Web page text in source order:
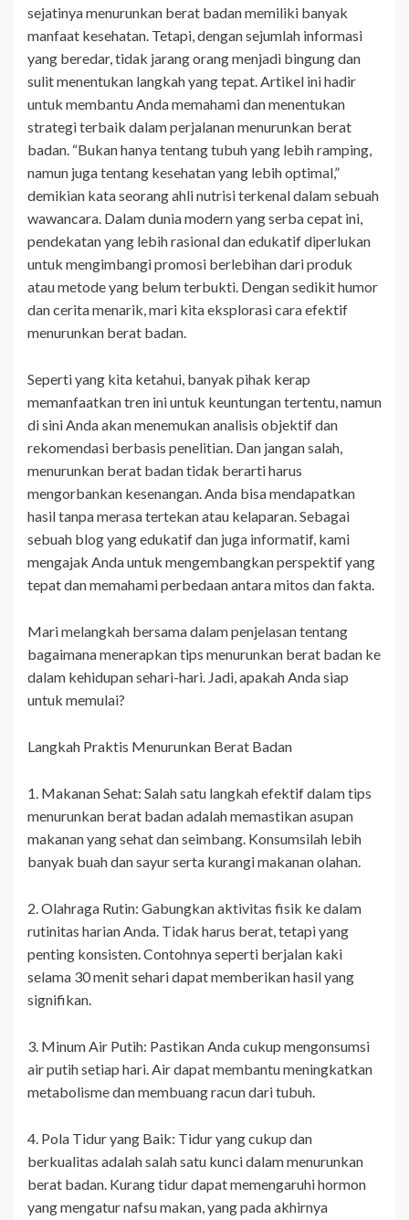
sejatinya menurunkan berat badan memiliki banyak
manfaat kesehatan. Tetapi, dengan sejumlah informasi
yang beredar, tidak jarang orang menjadi bingung dan
sulit menentukan langkah yang tepat. Artikel ini hadir
untuk membantu Anda memahami dan menentukan
strategi terbaik dalam perjalanan menurunkan berat
badan. “Bukan hanya tentang tubuh yang lebih ramping,
namun juga tentang kesehatan yang lebih optimal,”
demikian kata seorang ahli nutrisi terkenal dalam sebuah
wawancara. Dalam dunia modern yang serba cepat ini,
pendekatan yang lebih rasional dan edukatif diperlukan
untuk mengimbangi promosi berlebihan dari produk
atau metode yang belum terbukti. Dengan sedikit humor
dan cerita menarik, mari kita eksplorasi cara efektif
menurunkan berat badan.
Seperti yang kita ketahui, banyak pihak kerap
memanfaatkan tren ini untuk keuntungan tertentu, namun
di sini Anda akan menemukan analisis objektif dan
rekomendasi berbasis penelitian. Dan jangan salah,
menurunkan berat badan tidak berarti harus
mengorbankan kesenangan. Anda bisa mendapatkan
hasil tanpa merasa tertekan atau kelaparan. Sebagai
sebuah blog yang edukatif dan juga informatif, kami
mengajak Anda untuk mengembangkan perspektif yang
tepat dan memahami perbedaan antara mitos dan fakta.
Mari melangkah bersama dalam penjelasan tentang
bagaimana menerapkan tips menurunkan berat badan ke
dalam kehidupan sehari-hari. Jadi, apakah Anda siap
untuk memulai?
Langkah Praktis Menurunkan Berat Badan
1. Makanan Sehat: Salah satu langkah efektif dalam tips
menurunkan berat badan adalah memastikan asupan
makanan yang sehat dan seimbang. Konsumsilah lebih
banyak buah dan sayur serta kurangi makanan olahan.
2. Olahraga Rutin: Gabungkan aktivitas fisik ke dalam
rutinitas harian Anda. Tidak harus berat, tetapi yang
penting konsisten. Contohnya seperti berjalan kaki
selama 30 menit sehari dapat memberikan hasil yang
signifikan.
3. Minum Air Putih: Pastikan Anda cukup mengonsumsi
air putih setiap hari. Air dapat membantu meningkatkan
metabolisme dan membuang racun dari tubuh.
4. Pola Tidur yang Baik: Tidur yang cukup dan
berkualitas adalah salah satu kunci dalam menurunkan
berat badan. Kurang tidur dapat memengaruhi hormon
yang mengatur nafsu makan, yang pada akhirnya